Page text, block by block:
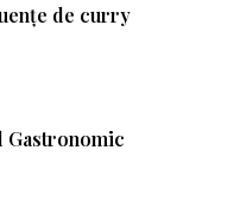
de curry
Gastronomic